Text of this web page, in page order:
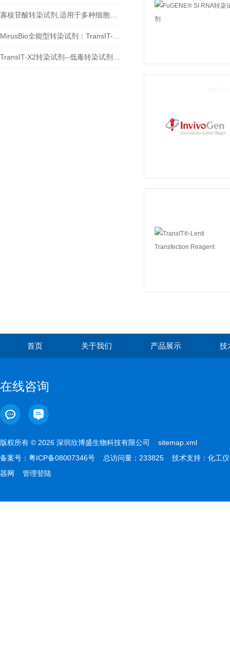
首页 关于我们 产品展示 技
在线咨询
版权所有 © 2026 深圳欣博盛生物科技有限公司 sitemap.xml
备案号： 粤ICP备08007346号 总访问量：233825 技术支持： 化工仪
器网
管理登陆